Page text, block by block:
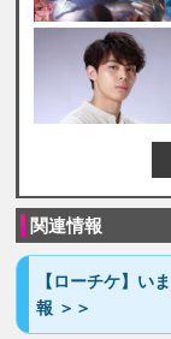
関連情報
【ローチケ】い
報 ＞＞